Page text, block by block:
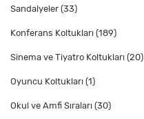
Sandalyeler (33)
Konferans Koltukları (189)
Sinema ve Tiyatro Koltukları (20)
Oyuncu Koltukları (1)
Okul ve Amfi Sıraları (30)